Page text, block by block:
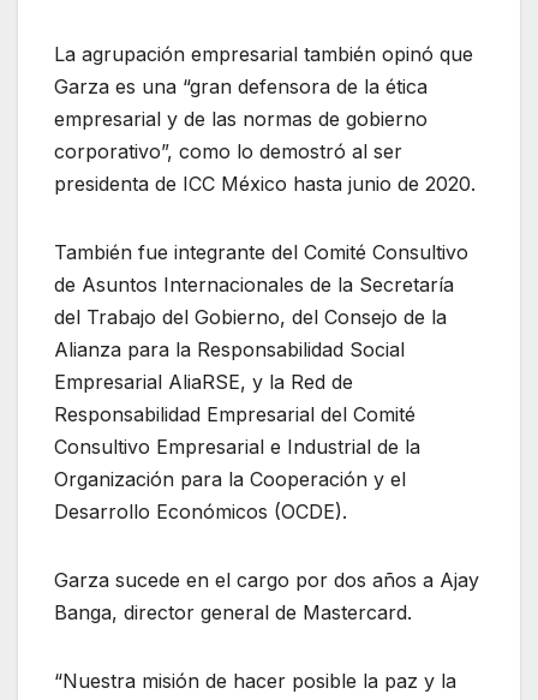
La agrupación empresarial también opinó que
Garza es una “gran defensora de la ética
empresarial y de las normas de gobierno
corporativo”, como lo demostró al ser
presidenta de ICC México hasta junio de 2020.
También fue integrante del Comité Consultivo
de Asuntos Internacionales de la Secretaría
del Trabajo del Gobierno, del Consejo de la
Alianza para la Responsabilidad Social
Empresarial AliaRSE, y la Red de
Responsabilidad Empresarial del Comité
Consultivo Empresarial e Industrial de la
Organización para la Cooperación y el
Desarrollo Económicos (OCDE).
Garza sucede en el cargo por dos años a Ajay
Banga, director general de Mastercard.
“Nuestra misión de hacer posible la paz y la